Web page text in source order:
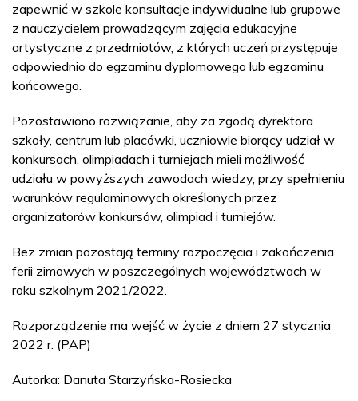
zapewnić w szkole konsultacje indywidualne lub grupowe
z nauczycielem prowadzącym zajęcia edukacyjne
artystyczne z przedmiotów, z których uczeń przystępuje
odpowiednio do egzaminu dyplomowego lub egzaminu
końcowego.
Pozostawiono rozwiązanie, aby za zgodą dyrektora
szkoły, centrum lub placówki, uczniowie biorący udział w
konkursach, olimpiadach i turniejach mieli możliwość
udziału w powyższych zawodach wiedzy, przy spełnieniu
warunków regulaminowych określonych przez
organizatorów konkursów, olimpiad i turniejów.
Bez zmian pozostają terminy rozpoczęcia i zakończenia
ferii zimowych w poszczególnych województwach w
roku szkolnym 2021/2022.
Rozporządzenie ma wejść w życie z dniem 27 stycznia
2022 r. (PAP)
Autorka: Danuta Starzyńska-Rosiecka